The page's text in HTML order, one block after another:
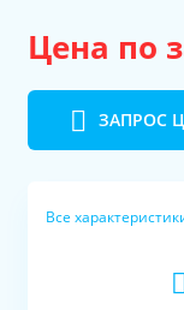
Цена по
ЗАПРОС
Все